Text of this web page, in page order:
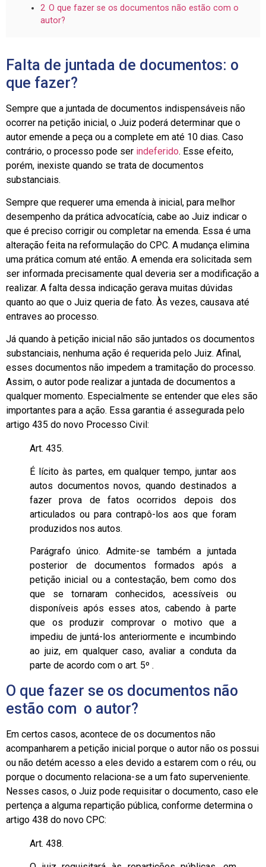
2 O que fazer se os documentos não estão com o
autor?
Falta de juntada de documentos: o
que fazer?
Sempre que a juntada de documentos indispensáveis não
ocorrer na petição inicial, o Juiz poderá determinar que o
autor emende a peça ou a complete em até 10 dias. Caso
contrário, o processo pode ser indeferido. Esse efeito,
porém, inexiste quando se trata de documentos
substanciais.
Sempre que requerer uma emenda à inicial, para melhor
desempenho da prática advocatícia, cabe ao Juiz indicar o
que é preciso corrigir ou completar na emenda. Essa é uma
alteração feita na reformulação do CPC. A mudança elimina
uma prática comum até então. A emenda era solicitada sem
ser informada precisamente qual deveria ser a modificação a
realizar. A falta dessa indicação gerava muitas dúvidas
quanto ao que o Juiz queria de fato. Às vezes, causava até
entraves ao processo.
Já quando à petição inicial não são juntados os documentos
substanciais, nenhuma ação é requerida pelo Juiz. Afinal,
esses documentos não impedem a tramitação do processo.
Assim, o autor pode realizar a juntada de documentos a
qualquer momento. Especialmente se entender que eles são
importantes para a ação. Essa garantia é assegurada pelo
artigo 435 do novo Processo Civil:
Art. 435.
É lícito às partes, em qualquer tempo, juntar aos
autos documentos novos, quando destinados a
fazer prova de fatos ocorridos depois dos
articulados ou para contrapô-los aos que foram
produzidos nos autos.
Parágrafo único. Admite-se também a juntada
posterior de documentos formados após a
petição inicial ou a contestação, bem como dos
que se tornaram conhecidos, acessíveis ou
disponíveis após esses atos, cabendo à parte
que os produzir comprovar o motivo que a
impediu de juntá-los anteriormente e incumbindo
ao juiz, em qualquer caso, avaliar a conduta da
parte de acordo com o art. 5º .
O que fazer se os documentos não
estão com o autor?
Em certos casos, acontece de os documentos não
acompanharem a petição inicial porque o autor não os possui
ou não detém acesso a eles devido a estarem com o réu, ou
porque o documento relaciona-se a um fato superveniente.
Nesses casos, o Juiz pode requisitar o documento, caso ele
pertença a alguma repartição pública, conforme determina o
artigo 438 do novo CPC:
Art. 438.